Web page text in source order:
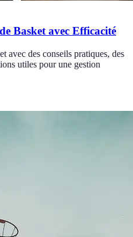
Basket avec Efficacité
avec des conseils pratiques, des
utiles pour une gestion